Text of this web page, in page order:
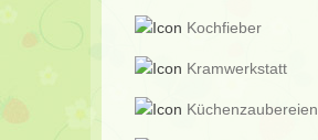
Kochfieber
Kramwerkstatt
Küchenzaubereien